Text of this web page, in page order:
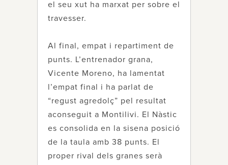
el seu xut ha marxat per sobre el
travesser.
Al final, empat i repartiment de
punts. L’entrenador grana,
Vicente Moreno, ha lamentat
l’empat final i ha parlat de
“regust agredolç” pel resultat
aconseguit a Montilivi. El Nàstic
es consolida en la sisena posició
de la taula amb 38 punts. El
proper rival dels granes serà